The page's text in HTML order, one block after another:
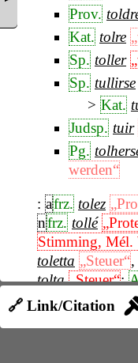
Prov.
Kat. tolre
Sp. toller
Sp. tullirse
Kat.
Judsp. tuir
Pg.
werden“
: afrz. tolez
nfrz. tollé
Stimming, Mél.
toletta „Steuer“,
tolta „Steuer“;
(bei einer Art
Zssg.:
🔗 Link/Citation